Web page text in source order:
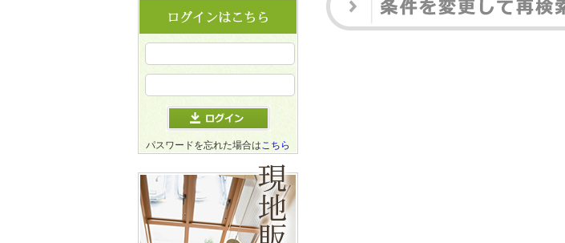
パスワードを忘れた場合はこちら